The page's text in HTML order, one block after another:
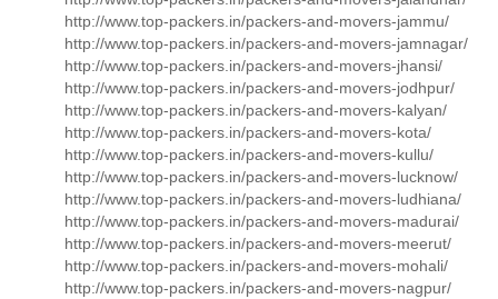
http://www.top-packers.in/packers-and-movers-jammu/
http://www.top-packers.in/packers-and-movers-jamnagar/
http://www.top-packers.in/packers-and-movers-jhansi/
http://www.top-packers.in/packers-and-movers-jodhpur/
http://www.top-packers.in/packers-and-movers-kalyan/
http://www.top-packers.in/packers-and-movers-kota/
http://www.top-packers.in/packers-and-movers-kullu/
http://www.top-packers.in/packers-and-movers-lucknow/
http://www.top-packers.in/packers-and-movers-ludhiana/
http://www.top-packers.in/packers-and-movers-madurai/
http://www.top-packers.in/packers-and-movers-meerut/
http://www.top-packers.in/packers-and-movers-mohali/
http://www.top-packers.in/packers-and-movers-nagpur/